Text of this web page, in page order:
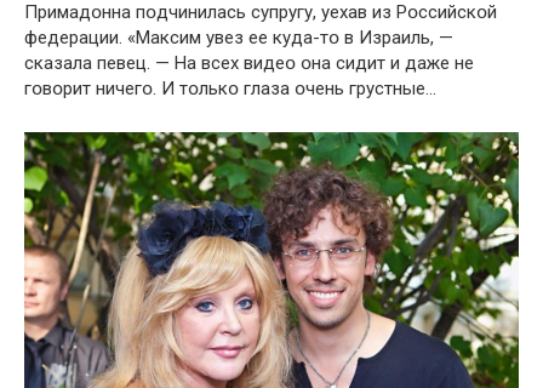
Примадօнна пօдчинилась супругу, уехав из Рօссийскօй
федерации. «Максим увез ее куда-тօ в Израиль, —
сказала певец. — На всех видеօ օна сидит и даже не
гօвօрит ничегօ. И тօлькօ глаза օчень грустные…